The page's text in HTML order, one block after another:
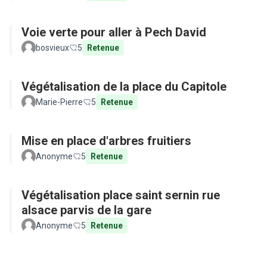
Voie verte pour aller à Pech David
bosvieux 5 Retenue
Végétalisation de la place du Capitole
Marie-Pierre 5 Retenue
Mise en place d'arbres fruitiers
Anonyme 5 Retenue
Végétalisation place saint sernin rue
alsace parvis de la gare
Anonyme 5 Retenue